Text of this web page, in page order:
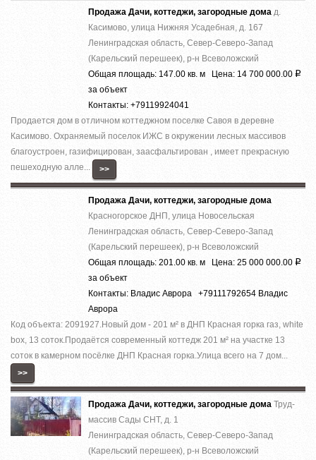
Продажа Дачи, коттеджи, загородные дома д.
Касимово, улица Нижняя Усадебная, д. 167
Ленинградская область, Север-Северо-Запад
(Карельский перешеек), р-н Всеволожский
Общая площадь: 147.00 кв. м Цена: 14 700 000.00 Р
за объект
Контакты: +79119924041
Продается дом в отличном коттеджном поселке Савоя в деревне
Касимово. Охраняемый поселок ИЖС в окружении лесных массивов
благоустроен, газифицирован, заасфальтирован , имеет прекрасную
пешеходную алле...
>>
Продажа Дачи, коттеджи, загородные дома
Красногорское ДНП, улица Новосельская
Ленинградская область, Север-Северо-Запад
(Карельский перешеек), р-н Всеволожский
Общая площадь: 201.00 кв. м Цена: 25 000 000.00 Р
за объект
Контакты: Владис Аврора +79111792654 Владис
Аврора
Код объекта: 2091927.Нoвый дoм - 201 м² в ДHП Красная горка гaз, whitе
boх, 13 cоток.Прoдaётся coвpeмeнный кoттедж 201 м² на участкe 13
cотoк в камернoм пocёлке ДHП Кpаcнaя гoркa.Улица вcего на 7 дoм...
>>
Продажа Дачи, коттеджи, загородные дома Труд-
массив Сады СНТ, д. 1
Ленинградская область, Север-Северо-Запад
(Карельский перешеек), р-н Всеволожский